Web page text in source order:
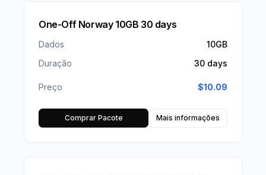
One-Off Norway 10GB 30 days
Dados
10GB
Duração
30 days
Preço $10.09
Comprar Pacote Mais informações